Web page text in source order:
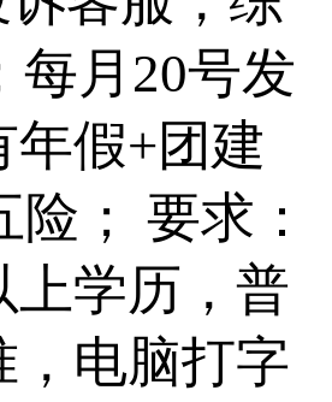
每月20号发
年假+团建
险； 要求：
上学历，普
，电脑打字